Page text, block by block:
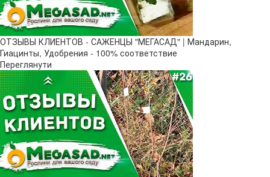
ОТЗЫВЫ КЛИЕНТОВ - САЖЕНЦЫ "МЕГАСАД" | Мандарин,
Гиацинты, Удобрения - 100% соответствие
Переглянути